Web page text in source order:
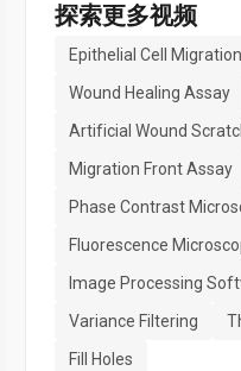
探索更多视频
Epithelial Cell Migration
Wound Healing Assay
Artificial Wound
Migration Front Assay
Phase Contrast
Fluorescence
Image Processing
Variance Filtering
Fill Holes